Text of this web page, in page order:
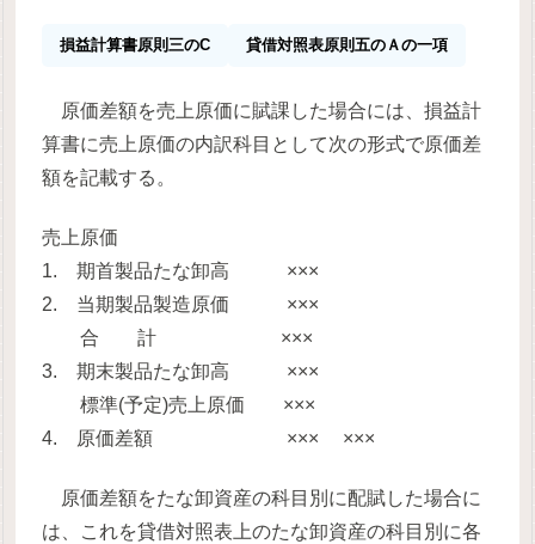
損益計算書原則三のC 貸借対照表原則五のＡの一項
原価差額を売上原価に賦課した場合には、損益計
算書に売上原価の内訳科目として次の形式で原価差
額を記載する。
売上原価
1. 期首製品たな卸高 ×××
2. 当期製品製造原価 ×××
合 計 ×××
3. 期末製品たな卸高 ×××
標準(予定)売上原価 ×××
4. 原価差額 ××× ×××
原価差額をたな卸資産の科目別に配賦した場合に
は、これを貸借対照表上のたな卸資産の科目別に各